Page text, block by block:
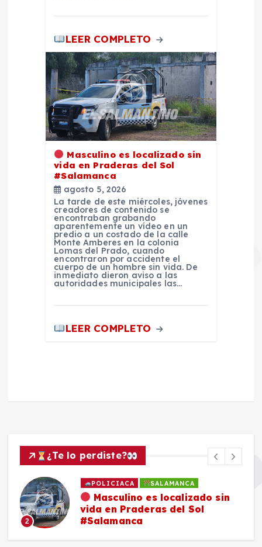
LEER COMPLETO
Masculino es localizado sin
vida en Praderas del Sol
#Salamanca
agosto 5, 2026
La tarde de este miércoles, jóvenes
creadores de contenido se
encontraban grabando
aparentemente un vídeo en un
predio a un costado de la calle
Monte Amberes en la colonia
Lomas del Prado, cuando
encontraron por accidente el
cuerpo de un hombre sin vida. De
inmediato dieron aviso a las
autoridades municipales las…
LEER COMPLETO
¿Te lo perdiste?
2
POLICIACA SALAMANCA
Masculino es localizado sin
vida en Praderas del Sol
#Salamanca